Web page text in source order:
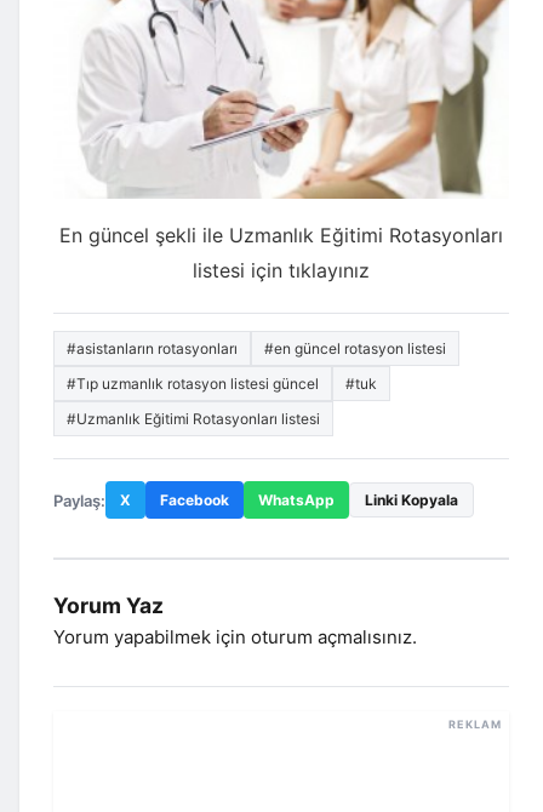
En güncel şekli ile Uzmanlık Eğitimi Rotasyonları
listesi için tıklayınız
#asistanların rotasyonları
#en güncel rotasyon listesi
#Tıp uzmanlık rotasyon listesi güncel
#tuk
#Uzmanlık Eğitimi Rotasyonları listesi
Paylaş: X Facebook WhatsApp Linki Kopyala
Yorum Yaz
Yorum yapabilmek için oturum açmalısınız.
REKLAM